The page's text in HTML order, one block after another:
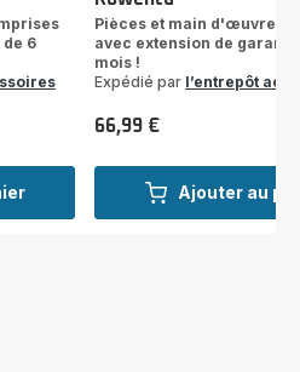
6
Ajouter au
Pièces et main d'œuvre
avec extension de
mois !
Expédié par l’entrepôt
Prix
66,99 €